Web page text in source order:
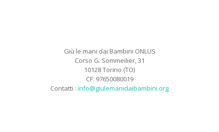
Giù le mani dai Bambini ONLUS
Corso G. Sommeilier, 31
10128 Torino (TO)
CF: 97650080019
Contatti : info@giulemanidaibambini.org